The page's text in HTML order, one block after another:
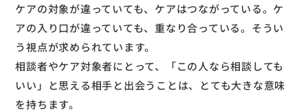
ケアの対象が違っていても、ケアはつながっている。ケ
アの入り口が違っていても、重なり合っている。そうい
う視点が求められています。
相談者やケア対象者にとって、「この人なら相談しても
いい」と思える相手と出会うことは、とても大きな意味
を持ちます。